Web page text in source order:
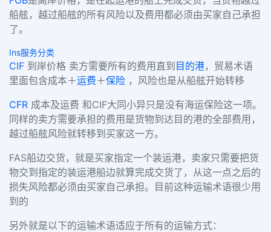
船舷，越过船舷的所有风险以及费用都必须由买家自己承担
了。
Ins服务分类
CIF 到岸价格 卖方需要所有的费用直到目的港，贸易术语
里面包含成本＋运费＋保险 ，风险也是从船舷开始转移
CFR 成本及运费 和CIF大同小异只是没有海运保险这一项。
同样的卖方需要承担的费用是货物到达目的港的全部费用，
越过船舷风险就转移到买家这一方。
FAS船边交货，就是买家指定一个装运港，卖家只需要把货
物交到指定的装运港船边就算完成交货了，从这一点之后的
损失风险都必须由买家自己承担。目前这种运输术语很少用
到的
另外就是以下的运输术语适应于所有的运输方式：